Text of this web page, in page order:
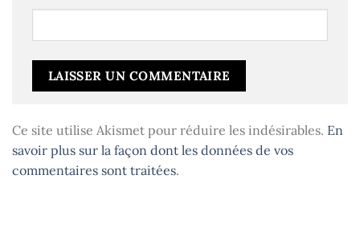
Ce site utilise Akismet pour réduire les indésirables. En
savoir plus sur la façon dont les données de vos
commentaires sont traitées.